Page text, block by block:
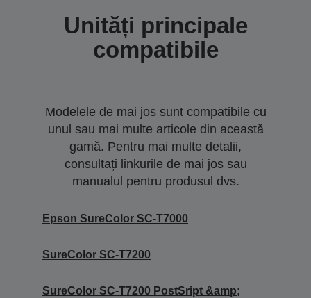
Unități principale
compatibile
Modelele de mai jos sunt compatibile cu
unul sau mai multe articole din această
gamă. Pentru mai multe detalii,
consultați linkurile de mai jos sau
manualul pentru produsul dvs.
Epson SureColor SC-T7000
SureColor SC-T7200
SureColor SC-T7200 PostSript &amp;